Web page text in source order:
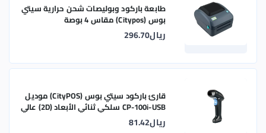
طابعة باركود وبوليصات شحن حرارية سيتي
بوس (Citypos) مقاس 4 بوصة
ريال296.70
قارئ باركود سيتي بوس (CityPOS) موديل
CP-100i-USB سلكي ثنائي الأبعاد (2D) عالي
الكفاءة
ريال81.42